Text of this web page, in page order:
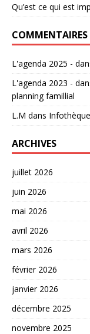
Qu’est ce qui est
COMMENTAIRES
L'agenda 2025 -
L'agenda 2023 -
planning famillial
L.M dans
ARCHIVES
juillet 2026
juin 2026
mai 2026
avril 2026
mars 2026
février 2026
janvier 2026
décembre 2025
novembre 2025